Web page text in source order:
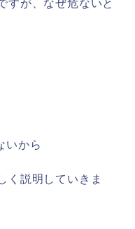
すが、なぜ危ないと
いから
く説明していきま